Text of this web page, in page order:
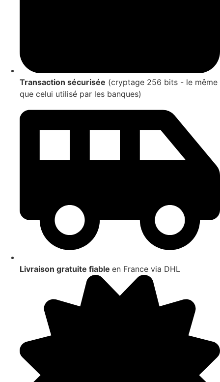
Transaction sécurisée (cryptage 256 bits - le même
que celui utilisé par les banques)
Livraison gratuite fiable en France via DHL